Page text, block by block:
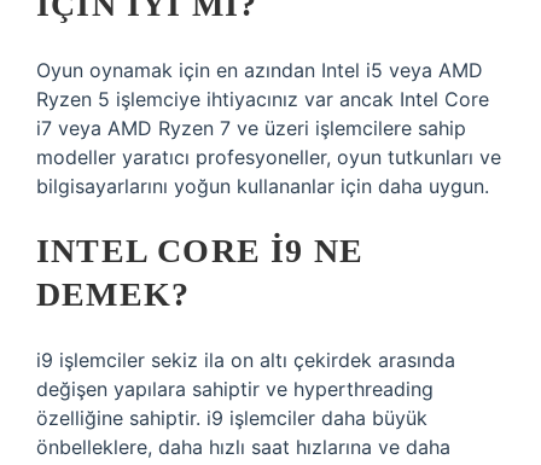
Oyun oynamak için en azından Intel i5 veya AMD
Ryzen 5 işlemciye ihtiyacınız var ancak Intel Core
i7 veya AMD Ryzen 7 ve üzeri işlemcilere sahip
modeller yaratıcı profesyoneller, oyun tutkunları ve
bilgisayarlarını yoğun kullananlar için daha uygun.
INTEL CORE I9 NE
DEMEK?
i9 işlemciler sekiz ila on altı çekirdek arasında
değişen yapılara sahiptir ve hyperthreading
özelliğine sahiptir. i9 işlemciler daha büyük
önbelleklere, daha hızlı saat hızlarına ve daha